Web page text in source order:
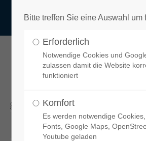
Benutzername
Passwort
functional
IHR GEWÄHLTES
gewünschtes Produkt
Bitte treffen Sie eine Auswahl um
Erforderlich
Notwendige Cookies und
zulassen damit die Website
funktioniert
Komfort
Es werden notwendige
Fonts, Google Maps,
Youtube geladen